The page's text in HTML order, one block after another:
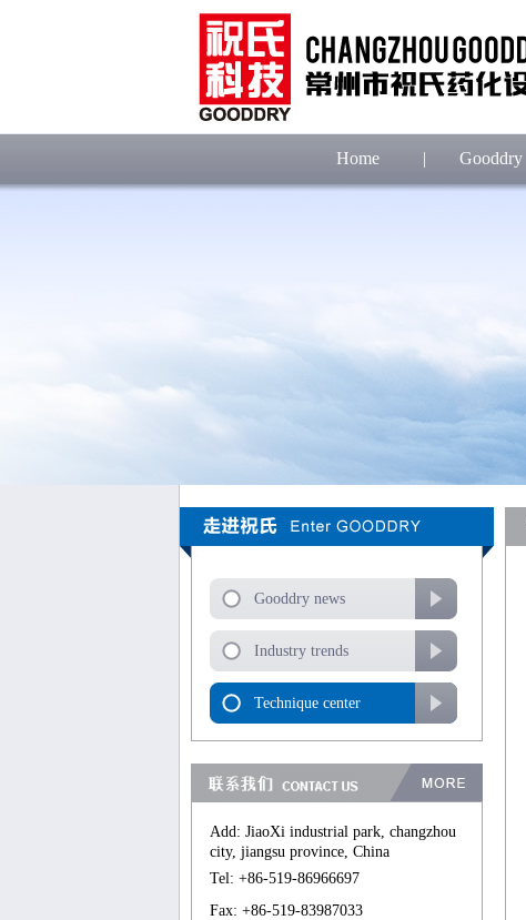
Home | Gooddry
Gooddry news
Industry trends
Technique center
Add: JiaoXi industrial park, changzhou
city, jiangsu province, China
Tel: +86-519-86966697
Fax: +86-519-83987033